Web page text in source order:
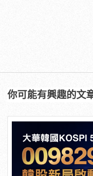
你可能有興趣的文